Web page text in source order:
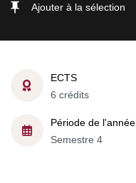
Ajouter à la sélection
ECTS
6 crédits
Période de l'année
Semestre 4